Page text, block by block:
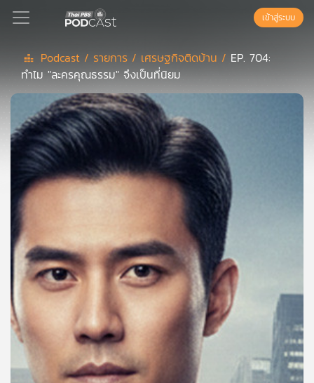
Podcast
เพล
ย์
สต์
แนะนำ
เพล
ของ
คุณ
เพลง
เข้าสู่ระบบ
Podcast / รายการ / เศรษฐกิจติดบ้าน / EP. 704:
ทำไม "ละครคุณธรรม" จึงเป็นที่นิยม